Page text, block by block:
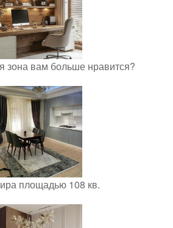
зона вам больше нравится?
площадью 108 кв.